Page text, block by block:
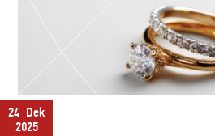
24 Dek
2025